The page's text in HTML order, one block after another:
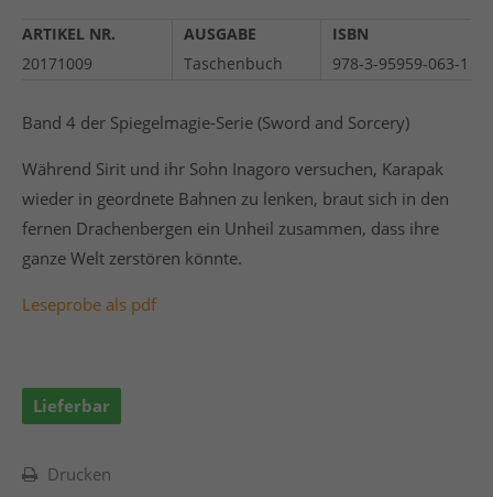
ARTIKEL NR.
20171009
AUSGABE
Taschenbuch
ISBN
978-3-95959-063-1
Band 4 der Spiegelmagie-Serie (Sword and Sorcery)
Während Sirit und ihr Sohn Inagoro versuchen, Karapak
wieder in geordnete Bahnen zu lenken, braut sich in den
fernen Drachenbergen ein Unheil zusammen, dass ihre
ganze Welt zerstören könnte.
Leseprobe als pdf
Lieferbar
Drucken